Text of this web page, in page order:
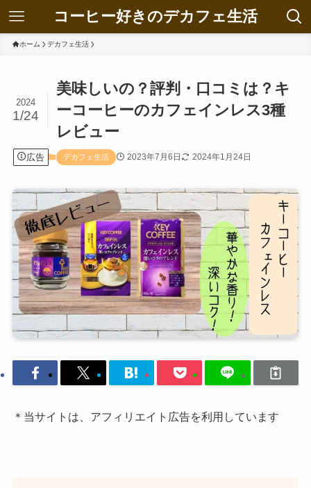
コーヒー好きのデカフェ生活
ホーム デカフェ生活
美味しいの？評判・口コミは？キ
ーコーヒーのカフェインレス3種
レビュー
2024
1/24
広告 デカフェ生活 2023年7月6日 2024年1月24日
＊当サイトは、アフィリエイト広告を利用しています